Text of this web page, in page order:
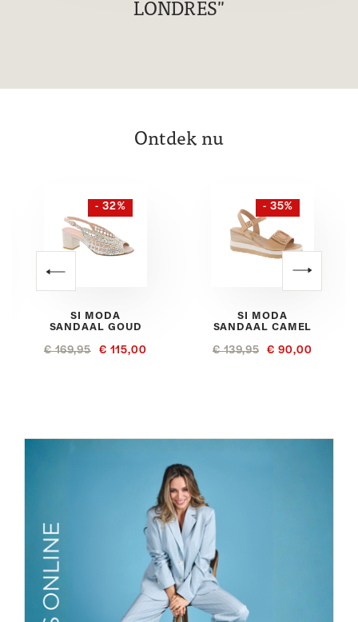
LONDRES
Ontdek nu
- 32%
SI MODA
SANDAAL GOUD
€ 169,95 € 115,00
- 35%
SI MODA
SANDAAL CAMEL
€ 139,95 € 90,00